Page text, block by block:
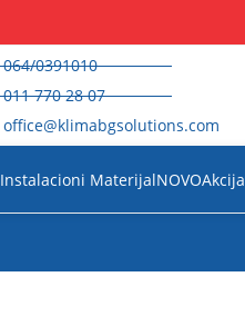
064/0391010
011 770 28 07
office@klimabgsolutions.com
Instalacioni MaterijalNOVOAkcija